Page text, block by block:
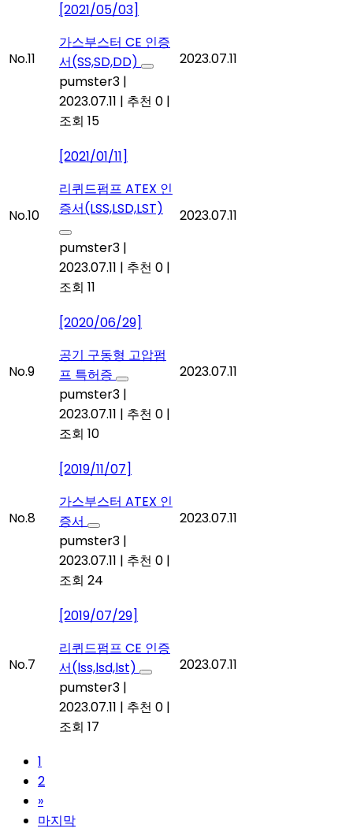
No.11
[2021/05/03]
가스부스터 CE 인증
서(SS,SD,DD)
pumster3 |
2023.07.11 | 추천 0 |
조회 15
2023.07.11
No.10
[2021/01/11]
리퀴드펌프 ATEX 인
증서(LSS,LSD,LST)
pumster3 |
2023.07.11 | 추천 0 |
조회 11
2023.07.11
No.9
[2020/06/29]
공기 구동형 고압펌
프 특허증
pumster3 |
2023.07.11 | 추천 0 |
조회 10
2023.07.11
No.8
[2019/11/07]
가스부스터 ATEX 인
증서
pumster3 |
2023.07.11 | 추천 0 |
조회 24
2023.07.11
No.7
[2019/07/29]
리퀴드펌프 CE 인증
서(lss,lsd,lst)
pumster3 |
2023.07.11 | 추천 0 |
조회 17
2023.07.11
1
2
»
마지막